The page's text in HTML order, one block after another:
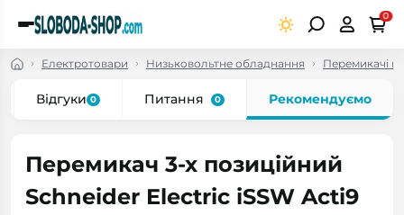
0
Електротовари Низьковольтне обладнання Перемикачі
Відгуки 0 Питання 0 Рекомендуємо
Перемикач 3-х позиційний
Schneider Electric iSSW Acti9